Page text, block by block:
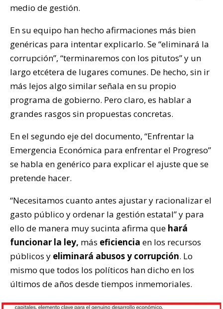
medio de gestión.
En su equipo han hecho afirmaciones más bien
genéricas para intentar explicarlo. Se “eliminará la
corrupción”, “terminaremos con los pitutos” y un
largo etcétera de lugares comunes. De hecho, sin ir
más lejos algo similar señala en su propio
programa de gobierno. Pero claro, es hablar a
grandes rasgos sin propuestas concretas.
En el segundo eje del documento, “Enfrentar la
Emergencia Económica para enfrentar el Progreso”
se habla en genérico para explicar el ajuste que se
pretende hacer.
“Necesitamos cuanto antes ajustar y racionalizar el
gasto público y ordenar la gestión estatal” y para
ello de manera muy sucinta afirma que hará
funcionar la ley, más eficiencia en los recursos
públicos y eliminará abusos y corrupción. Lo
mismo que todos los políticos han dicho en los
últimos de años desde tiempos inmemoriales.